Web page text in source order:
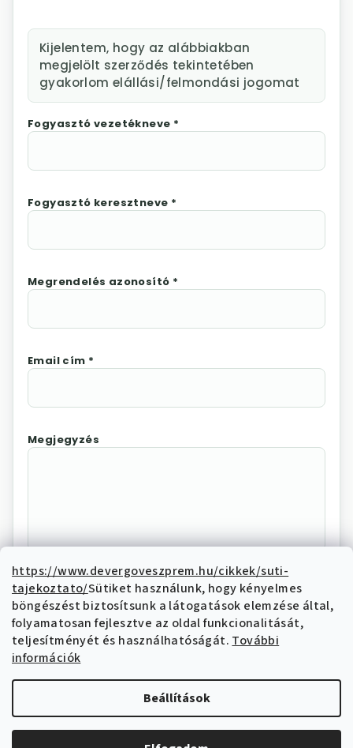
https://www.devergoveszprem.hu/cikkek/suti-
tajekoztato/Sütiket használunk, hogy kényelmes
böngészést biztosítsunk a látogatások elemzése által,
folyamatosan fejlesztve az oldal funkcionalitását,
teljesítményét és használhatóságát. További
információk
Beállítások
Kijelentem, hogy az alábbiakban
megjelölt szerződés tekintetében
gyakorlom elállási/felmondási jogomat
Fogyasztó vezetékneve *
Fogyasztó keresztneve *
Megrendelés azonosító *
Email cím *
Megjegyzés
Az "Elállás megerősítése"
megnyomásával Ön elektronikus úton
elállási nyilatkozatot tesz és nyilatkozik,
hogy megismerte és elfogadja az elállási
funkcióval kapcsolatban az
tájékoztatóbanírtakat.